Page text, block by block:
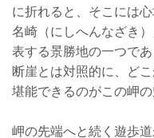
に折れると、そこには
名崎（にしへんなざき
表する景勝地の一つで
断崖とは対照的に、ど
堪能できるのがこの岬の
岬の先端へと続く遊歩